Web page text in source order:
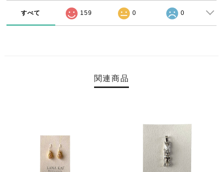
すべて 159 0 0
関連商品